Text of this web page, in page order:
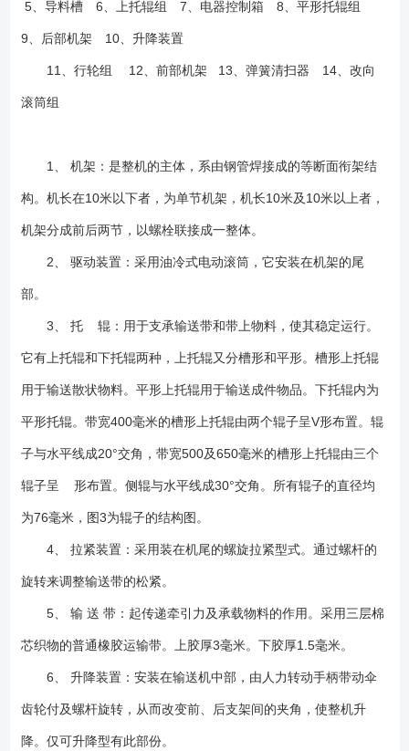
5、导料槽 6、上托辊组 7、电器控制箱 8、平形托辊组
9、后部机架 10、升降装置
11、行轮组 12、前部机架 13、弹簧清扫器 14、改向
滚筒组
1、 机架：是整机的主体，系由钢管焊接成的等断面衔架结
构。机长在10米以下者，为单节机架，机长10米及10米以上者，
机架分成前后两节，以螺栓联接成一整体。
2、 驱动装置：采用油冷式电动滚筒，它安装在机架的尾
部。
3、 托 辊：用于支承输送带和带上物料，使其稳定运行。
它有上托辊和下托辊两种，上托辊又分槽形和平形。槽形上托辊
用于输送散状物料。平形上托辊用于输送成件物品。下托辊内为
平形托辊。带宽400毫米的槽形上托辊由两个辊子呈V形布置。辊
子与水平线成20°交角，带宽500及650毫米的槽形上托辊由三个
辊子呈 形布置。侧辊与水平线成30°交角。所有辊子的直径均
为76毫米，图3为辊子的结构图。
4、 拉紧装置：采用装在机尾的螺旋拉紧型式。通过螺杆的
旋转来调整输送带的松紧。
5、 输 送 带：起传递牵引力及承载物料的作用。采用三层棉
芯织物的普通橡胶运输带。上胶厚3毫米。下胶厚1.5毫米。
6、 升降装置：安装在输送机中部，由人力转动手柄带动伞
齿轮付及螺杆旋转，从而改变前、后支架间的夹角，使整机升
降。仅可升降型有此部份。